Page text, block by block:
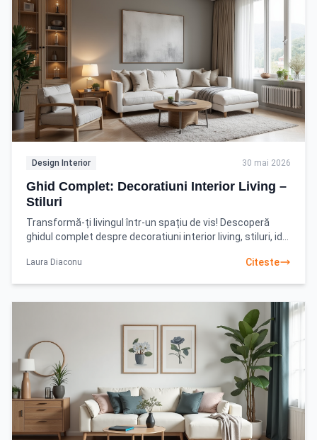
Design Interior 30 mai 2026
Ghid Complet: Decoratiuni Interior Living –
Stiluri
Transformă-ți livingul într-un spațiu de vis! Descoperă
ghidul complet despre decoratiuni interior living, stiluri, idei
Laura Diaconu Citeste